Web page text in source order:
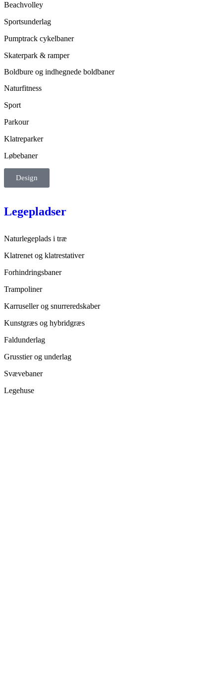
Beachvolley
Sportsunderlag
Pumptrack cykelbaner
Skaterpark & ramper
Boldbure og indhegnede boldbaner
Naturfitness
Sport
Parkour
Klatreparker
Løbebaner
Design
Legepladser
Naturlegeplads i træ
Klatrenet og klatrestativer
Forhindringsbaner
Trampoliner
Karruseller og snurreredskaber
Kunstgræs og hybridgræs
Faldunderlag
Grusstier og underlag
Svævebaner
Legehuse